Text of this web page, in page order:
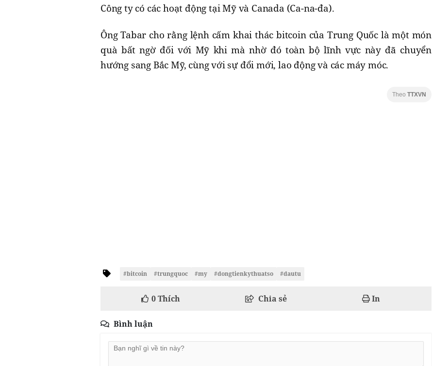
Công ty có các hoạt động tại Mỹ và Canada (Ca-na-đa).
Ông Tabar cho rằng lệnh cấm khai thác bitcoin của Trung Quốc là một món
quà bất ngờ đối với Mỹ khi mà nhờ đó toàn bộ lĩnh vực này đã chuyển
hướng sang Bắc Mỹ, cùng với sự đổi mới, lao động và các máy móc.
Theo TTXVN
#bitcoin #trungquoc #my #dongtienkythuatso #dautu
0Thích Chia sẻ In
Bình luận